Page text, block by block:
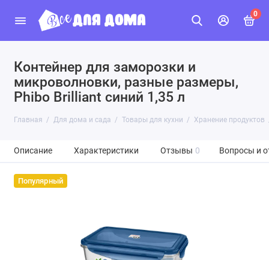
0
Контейнер для заморозки и
микроволновки, разные размеры,
Phibo Brilliant синий 1,35 л
Главная Для дома и сада Товары для кухни Хранение продуктов
Описание Характеристики Отзывы 0 Вопросы и
Популярный